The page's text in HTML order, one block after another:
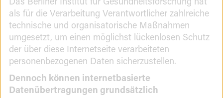
als für die Verarbeitung Verantwortlicher zahlreiche
technische und organisatorische Maßnahmen
umgesetzt, um einen möglichst lückenlosen Schutz
der über diese Internetseite verarbeiteten
personenbezogenen Daten sicherzustellen.
Dennoch können internetbasierte
Datenübertragungen grundsätzlich